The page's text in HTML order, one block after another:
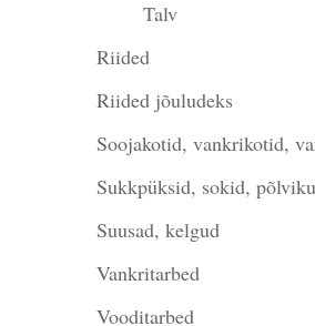
Talv
Riided
Riided jõuludeks
Soojakotid, vankrikotid,
Sukkpüksid, sokid,
Suusad, kelgud
Vankritarbed
Vooditarbed